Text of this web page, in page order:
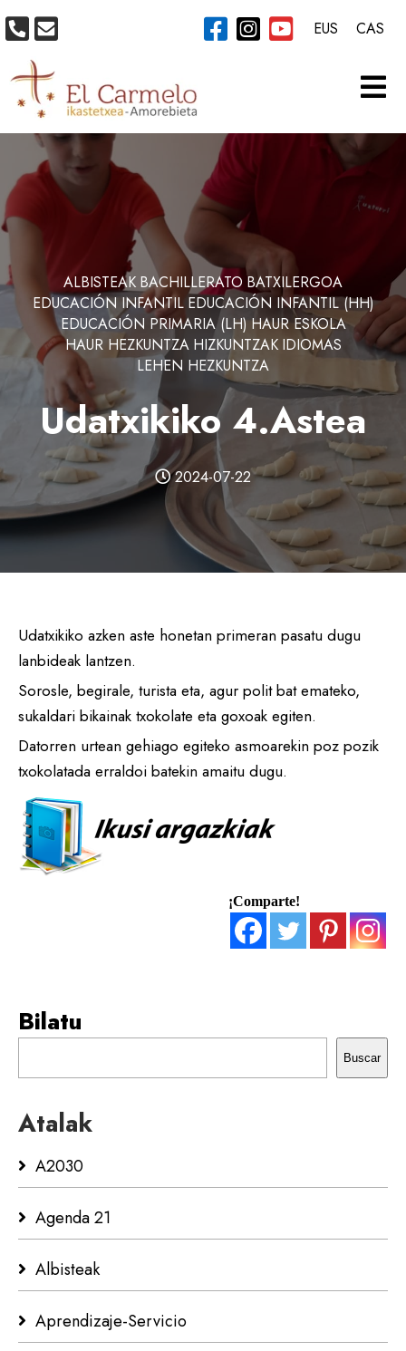
ALBISTEAK BACHILLERATO BATXILERGOA
EDUCACIÓN INFANTIL EDUCACIÓN INFANTIL (HH)
EDUCACIÓN PRIMARIA (LH) HAUR ESKOLA
HAUR HEZKUNTZA HIZKUNTZAK IDIOMAS
LEHEN HEZKUNTZA
Udatxikiko 4.astea
2024-07-22
Udatxikiko azken aste honetan primeran pasatu dugu
lanbideak lantzen.
Sorosle, begirale, turista eta, agur polit bat emateko,
sukaldari bikainak txokolate eta goxoak egiten.
Datorren urtean gehiago egiteko asmoarekin poz pozik
txokolatada erraldoi batekin amaitu dugu.
¡Comparte!
Bilatu
Buscar
Atalak
A2030
Agenda 21
Albisteak
Aprendizaje-Servicio
EUS CAS